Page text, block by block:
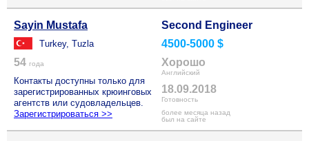
Sayin Mustafa
Turkey, Tuzla
54 года
Контакты доступны только для
зарегистрированных крюинговых
агентств или судовладельцев.
Зарегистрироваться >>
Second Engineer
4500-5000 $
Хорошо
Английский
18.09.2018
Готовность
более месяца назад
был на сайте